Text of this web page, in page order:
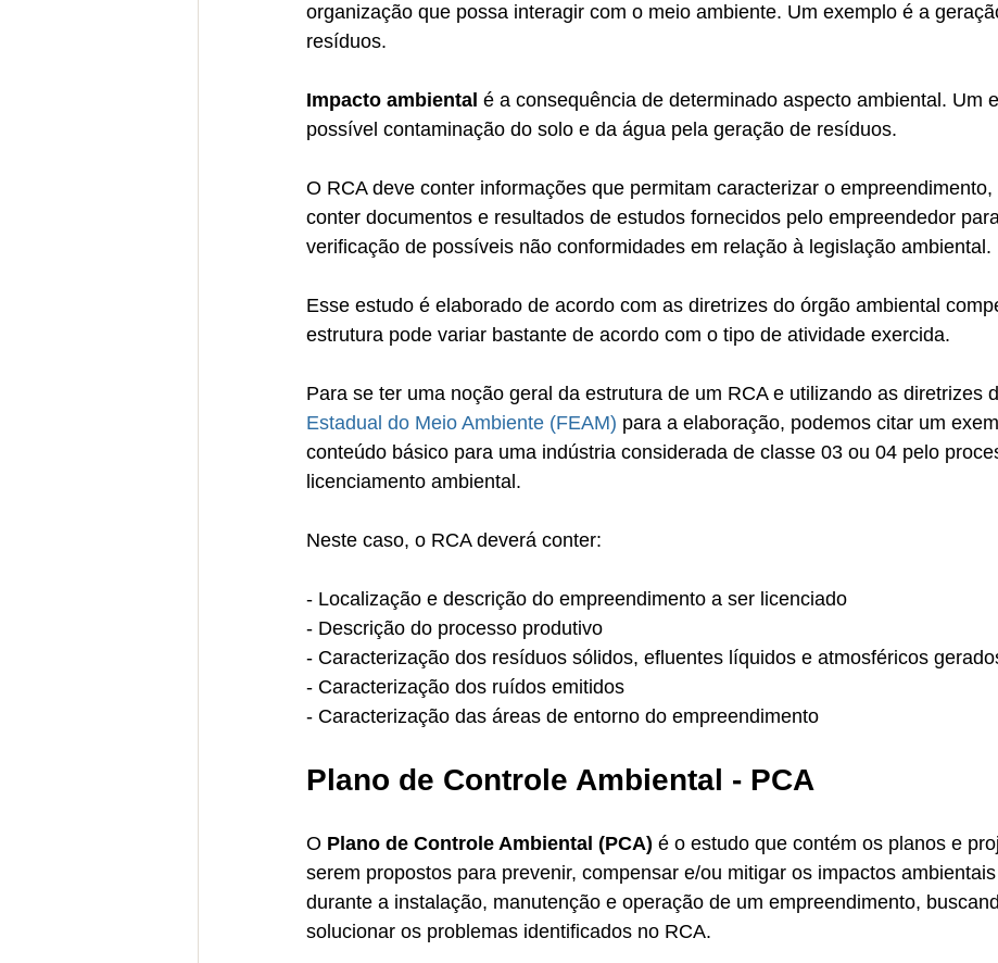
organização que possa interagir com o meio ambiente. Um exemplo é a
resíduos.
Impacto ambiental é a consequência de determinado aspecto ambiental. Um
possível contaminação do solo e da água pela geração de resíduos.
O RCA deve conter informações que permitam caracterizar o empreendimento,
conter documentos e resultados de estudos fornecidos pelo empreendedor
verificação de possíveis não conformidades em relação à legislação ambiental.
Esse estudo é elaborado de acordo com as diretrizes do órgão ambiental
estrutura pode variar bastante de acordo com o tipo de atividade exercida.
Para se ter uma noção geral da estrutura de um RCA e utilizando as diretrizes
Estadual do Meio Ambiente (FEAM) para a elaboração, podemos citar um
conteúdo básico para uma indústria considerada de classe 03 ou 04 pelo
licenciamento ambiental.
Neste caso, o RCA deverá conter:
- Localização e descrição do empreendimento a ser licenciado
- Descrição do processo produtivo
- Caracterização dos resíduos sólidos, efluentes líquidos e atmosféricos
- Caracterização dos ruídos emitidos
- Caracterização das áreas de entorno do empreendimento
Plano de Controle Ambiental - PCA
O Plano de Controle Ambiental (PCA) é o estudo que contém os planos e
serem propostos para prevenir, compensar e/ou mitigar os impactos
durante a instalação, manutenção e operação de um empreendimento,
solucionar os problemas identificados no RCA.